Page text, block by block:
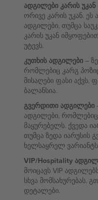
ადგილები კარის უკან
ორივე კარის უკან.
ადგილები, თუმცა
კარის უკან
უტევს.
კუთხის ადგილები –
რომლებიც კარგ
მისაღები ფასი აქვს.
ბალანსია.
გვერდითი ადგილები
ადგილები, რომლებიც
მაყურებელს. ქვედა
თუმცა ზედა იარუსის
ხელსაყრელ
VIP/Hospitality
მოიცავს VIP
სხვა მომსახურებას.
დეტალები.